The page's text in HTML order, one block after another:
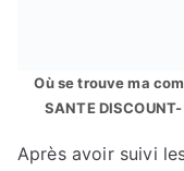
Où se trouve ma
SANTE
Après avoir suivi